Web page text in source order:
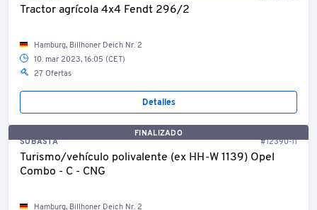
Tractor agrícola 4x4 Fendt 296/2
Hamburg, Billhoner Deich Nr. 2
10. mar 2023, 16:05 (CET)
27 Ofertas
Detalles
FINALIZADO
SUBASTA
#12390-11
Turismo/vehículo polivalente (ex HH-W 1139) Opel
Combo - C - CNG
Hamburg, Billhoner Deich Nr. 2